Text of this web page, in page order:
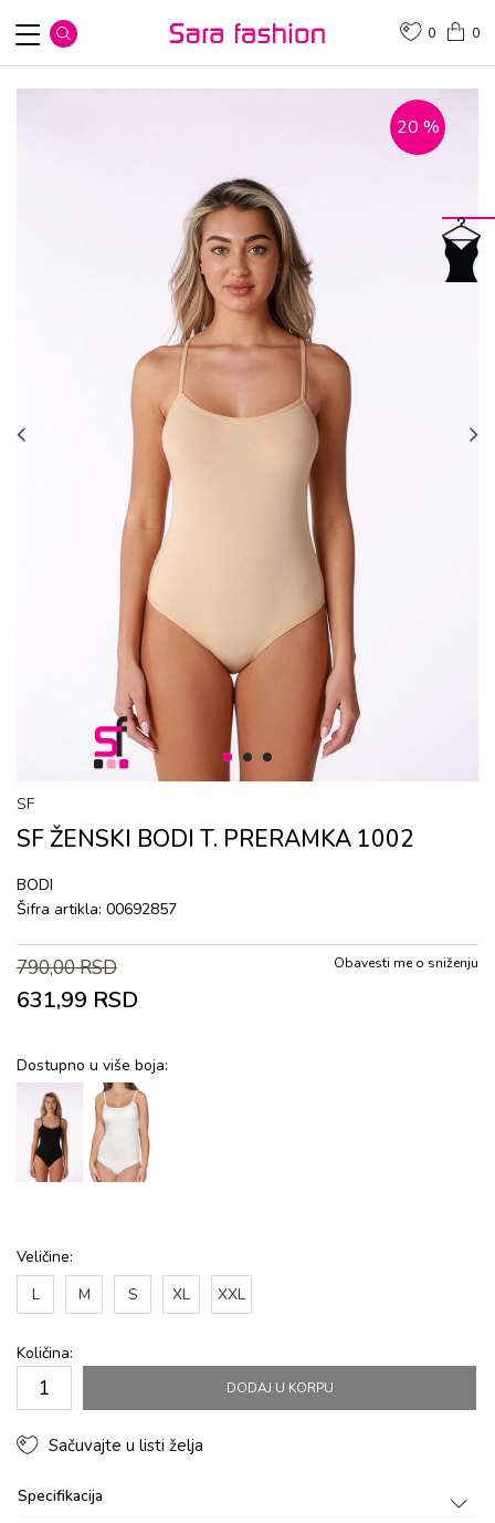
0
0
1 2 3
20 %
SF
SF ŽENSKI BОDI T. PRERAMKA 1002
BОDI
Šifra artikla: 00692857
790,00RSD
631,99 RSD
Obavesti me o sniženju
Dostupno u više boja:
Veličine:
L
M S XL XXL
Količina:
DODAJ U KORPU
Sačuvajte u listi želja
Specifikacija